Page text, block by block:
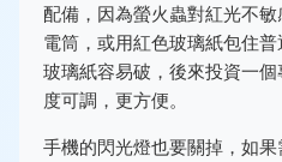
配備，因為螢火蟲對紅光不
電筒，或用紅色玻璃紙包住
玻璃紙容易破，後來投資一
度可調，更方便。
手機的閃光燈也要關掉，如